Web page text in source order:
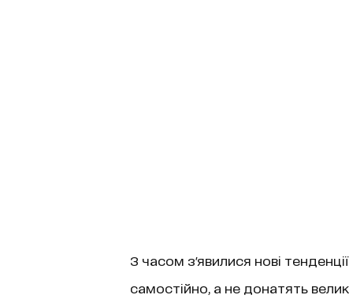
З часом з'явилися нові
самостійно, а не донатять